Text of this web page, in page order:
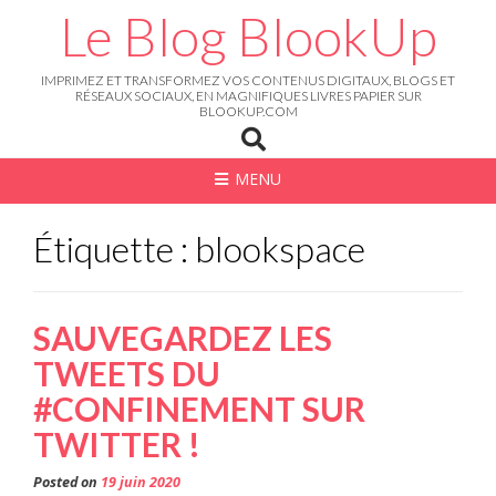
Le Blog BlookUp
IMPRIMEZ ET TRANSFORMEZ VOS CONTENUS DIGITAUX, BLOGS ET
RÉSEAUX SOCIAUX, EN MAGNIFIQUES LIVRES PAPIER SUR
BLOOKUP.COM
MENU
Étiquette : blookspace
SAUVEGARDEZ LES
TWEETS DU
#CONFINEMENT SUR
TWITTER !
Posted on 19 juin 2020